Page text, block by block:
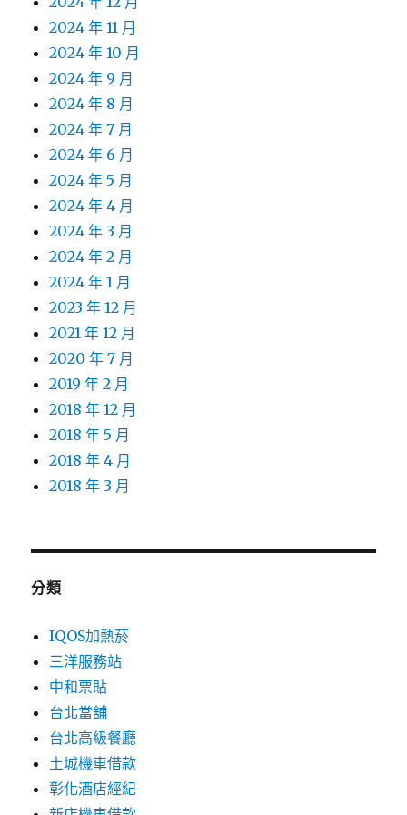
2024 年 11 月
2024 年 10 月
2024 年 9 月
2024 年 8 月
2024 年 7 月
2024 年 6 月
2024 年 5 月
2024 年 4 月
2024 年 3 月
2024 年 2 月
2024 年 1 月
2023 年 12 月
2021 年 12 月
2020 年 7 月
2019 年 2 月
2018 年 12 月
2018 年 5 月
2018 年 4 月
2018 年 3 月
分類
IQOS加熱菸
三洋服務站
中和票貼
台北當舖
台北高級餐廳
土城機車借款
彰化酒店經紀